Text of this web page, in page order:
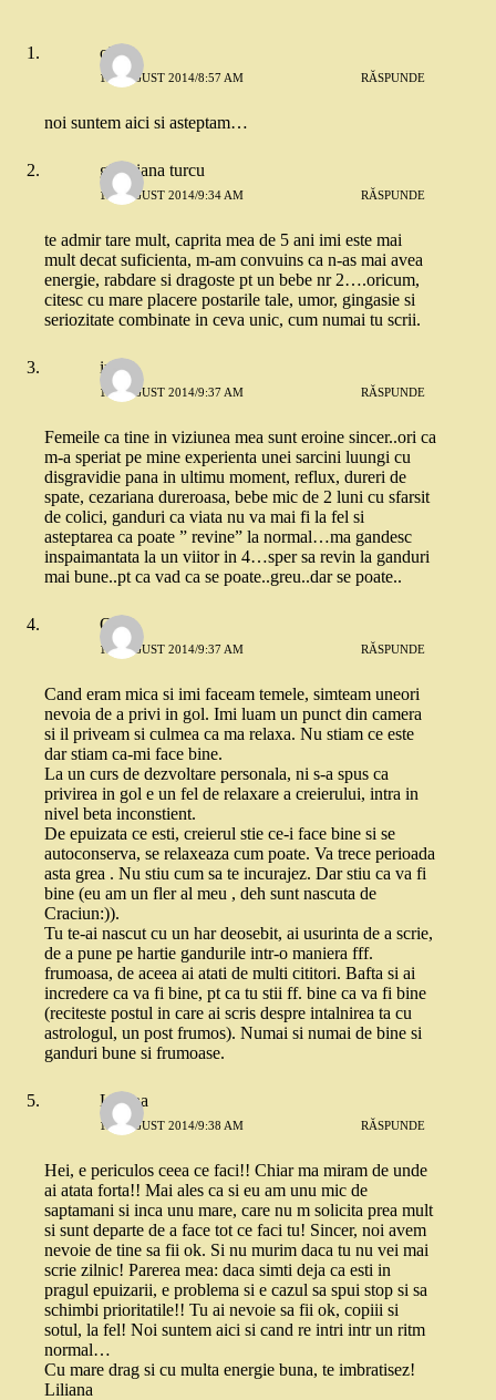
olgu
19 AUGUST 2014/8:57 AM RĂSPUNDE
noi suntem aici si asteptam…
giorgiana turcu
19 AUGUST 2014/9:34 AM RĂSPUNDE
te admir tare mult, caprita mea de 5 ani imi este mai
mult decat suficienta, m-am convuins ca n-as mai avea
energie, rabdare si dragoste pt un bebe nr 2….oricum,
citesc cu mare placere postarile tale, umor, gingasie si
seriozitate combinate in ceva unic, cum numai tu scrii.
iulia
19 AUGUST 2014/9:37 AM RĂSPUNDE
Femeile ca tine in viziunea mea sunt eroine sincer..ori ca
m-a speriat pe mine experienta unei sarcini luungi cu
disgravidie pana in ultimu moment, reflux, dureri de
spate, cezariana dureroasa, bebe mic de 2 luni cu sfarsit
de colici, ganduri ca viata nu va mai fi la fel si
asteptarea ca poate ” revine” la normal…ma gandesc
inspaimantata la un viitor in 4…sper sa revin la ganduri
mai bune..pt ca vad ca se poate..greu..dar se poate..
Oana
19 AUGUST 2014/9:37 AM RĂSPUNDE
Cand eram mica si imi faceam temele, simteam uneori
nevoia de a privi in gol. Imi luam un punct din camera
si il priveam si culmea ca ma relaxa. Nu stiam ce este
dar stiam ca-mi face bine.
La un curs de dezvoltare personala, ni s-a spus ca
privirea in gol e un fel de relaxare a creierului, intra in
nivel beta inconstient.
De epuizata ce esti, creierul stie ce-i face bine si se
autoconserva, se relaxeaza cum poate. Va trece perioada
asta grea . Nu stiu cum sa te incurajez. Dar stiu ca va fi
bine (eu am un fler al meu , deh sunt nascuta de
Craciun:)).
Tu te-ai nascut cu un har deosebit, ai usurinta de a scrie,
de a pune pe hartie gandurile intr-o maniera fff.
frumoasa, de aceea ai atati de multi cititori. Bafta si ai
incredere ca va fi bine, pt ca tu stii ff. bine ca va fi bine
(reciteste postul in care ai scris despre intalnirea ta cu
astrologul, un post frumos). Numai si numai de bine si
ganduri bune si frumoase.
Liliana
19 AUGUST 2014/9:38 AM RĂSPUNDE
Hei, e periculos ceea ce faci!! Chiar ma miram de unde
ai atata forta!! Mai ales ca si eu am unu mic de
saptamani si inca unu mare, care nu m solicita prea mult
si sunt departe de a face tot ce faci tu! Sincer, noi avem
nevoie de tine sa fii ok. Si nu murim daca tu nu vei mai
scrie zilnic! Parerea mea: daca simti deja ca esti in
pragul epuizarii, e problema si e cazul sa spui stop si sa
schimbi prioritatile!! Tu ai nevoie sa fii ok, copiii si
sotul, la fel! Noi suntem aici si cand re intri intr un ritm
normal…
Cu mare drag si cu multa energie buna, te imbratisez!
Liliana